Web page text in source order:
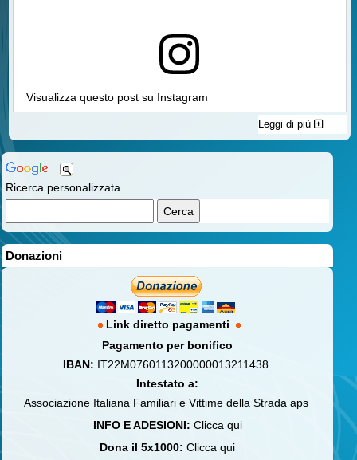
Ricerca personalizzata
Donazioni
Link diretto pagamenti
Pagamento per bonifico
IBAN: IT22M0760113200000013211438
Intestato a:
Associazione Italiana Familiari e Vittime della Strada aps
INFO E ADESIONI: Clicca qui
Dona il 5x1000: Clicca qui
Visualizza questo post su Instagram
Leggi di più